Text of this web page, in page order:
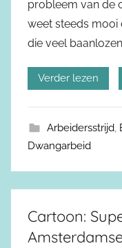
probleem van de
weet steeds mooi
die veel
Verder lezen
Arbeidersstrijd,
Dwangarbeid
Cartoon: